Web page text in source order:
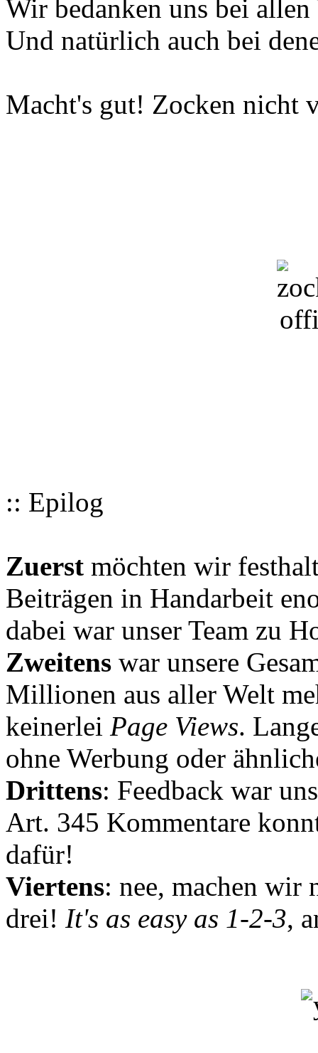
Wir bedanken uns bei
Und natürlich auch bei
Macht's gut! Zocken nicht
:: Epilog
Zuerst möchten wir
Beiträgen in Handarbeit
dabei war unser Team zu
Zweitens war unsere
Millionen aus aller Welt
keinerlei Page Views.
ohne Werbung oder
Drittens: Feedback war
Art. 345 Kommentare
dafür!
Viertens: nee, machen wir
drei! It's as easy as 1-2-3,